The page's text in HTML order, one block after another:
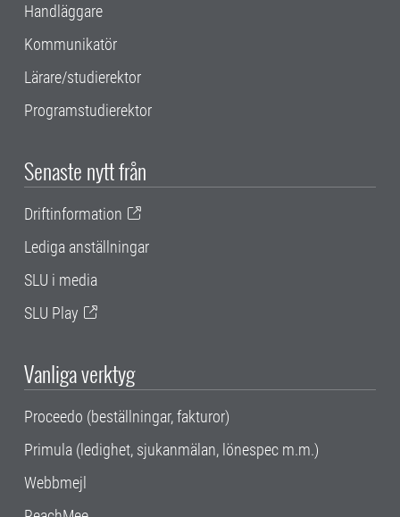
Handläggare
Kommunikatör
Lärare/studierektor
Programstudierektor
Senaste nytt från
Driftinformation
Lediga anställningar
SLU i media
SLU Play
Vanliga verktyg
Proceedo (beställningar, fakturor)
Primula (ledighet, sjukanmälan, lönespec m.m.)
Webbmejl